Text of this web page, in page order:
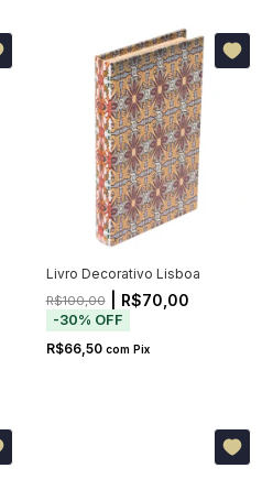
Livro Decorativo Lisboa
R$100,00| R$70,00
-30% OFF
R$66,50 com Pix